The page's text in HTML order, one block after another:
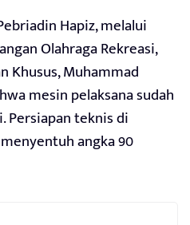
Hapiz, melalui
Olahraga Rekreasi,
Khusus, Muhammad
mesin pelaksana sudah
teknis di
angka 90